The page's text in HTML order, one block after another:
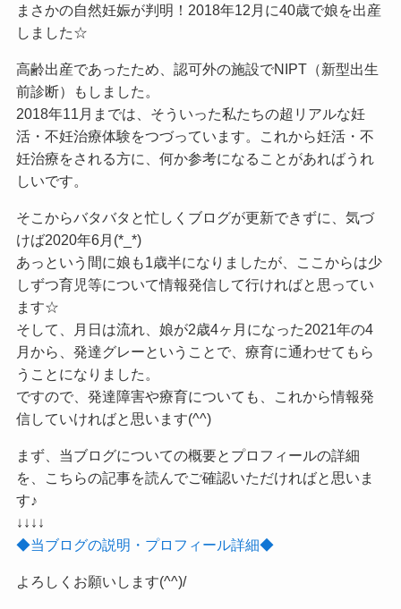
まさかの自然妊娠が判明！2018年12月に40歳で娘を出産
しました☆
高齢出産であったため、認可外の施設でNIPT（新型出生
前診断）もしました。
2018年11月までは、そういった私たちの超リアルな妊
活・不妊治療体験をつづっています。これから妊活・不
妊治療をされる方に、何か参考になることがあればうれ
しいです。
そこからバタバタと忙しくブログが更新できずに、気づ
けば2020年6月(*_*)
あっという間に娘も1歳半になりましたが、ここからは少
しずつ育児等について情報発信して行ければと思ってい
ます☆
そして、月日は流れ、娘が2歳4ヶ月になった2021年の4
月から、発達グレーということで、療育に通わせてもら
うことになりました。
ですので、発達障害や療育についても、これから情報発
信していければと思います(^^)
まず、当ブログについての概要とプロフィールの詳細
を、こちらの記事を読んでご確認いただければと思いま
す♪
↓↓↓↓
◆当ブログの説明・プロフィール詳細◆
よろしくお願いします(^^)/